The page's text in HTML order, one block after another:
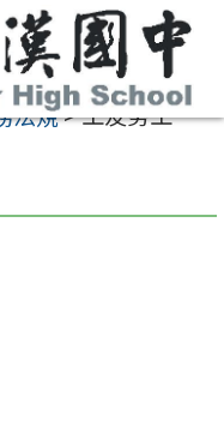
法規>工友勞工